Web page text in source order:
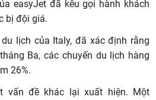
easyJet đã kêu gọi hành khách
bị đội giá.
lịch của Italy, đã xác định rằng
Ba, các chuyến du lịch hàng
26%.
vấn đề khác lại xuất hiện. Một